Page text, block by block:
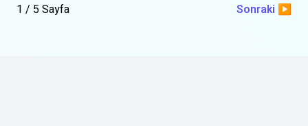
1 / 5 Sayfa Sonraki ▶